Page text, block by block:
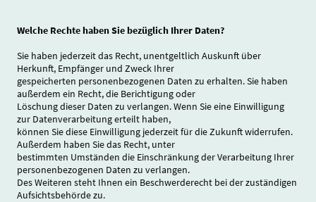
Welche Rechte haben Sie bezüglich Ihrer Daten?
Sie haben jederzeit das Recht, unentgeltlich Auskunft über
Herkunft, Empfänger und Zweck Ihrer
gespeicherten personenbezogenen Daten zu erhalten. Sie haben
außerdem ein Recht, die Berichtigung oder
Löschung dieser Daten zu verlangen. Wenn Sie eine Einwilligung
zur Datenverarbeitung erteilt haben,
können Sie diese Einwilligung jederzeit für die Zukunft widerrufen.
Außerdem haben Sie das Recht, unter
bestimmten Umständen die Einschränkung der Verarbeitung Ihrer
personenbezogenen Daten zu verlangen.
Des Weiteren steht Ihnen ein Beschwerderecht bei der zuständigen
Aufsichtsbehörde zu.